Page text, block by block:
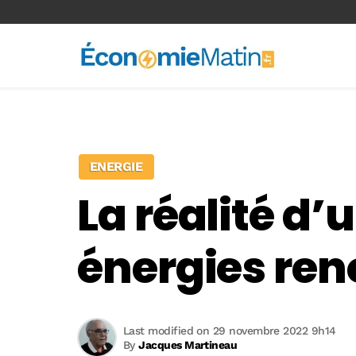
ENERGIE
La réalité
énergies
ByJacques Martineau
Last modified on 29 novembre 2022 9h14